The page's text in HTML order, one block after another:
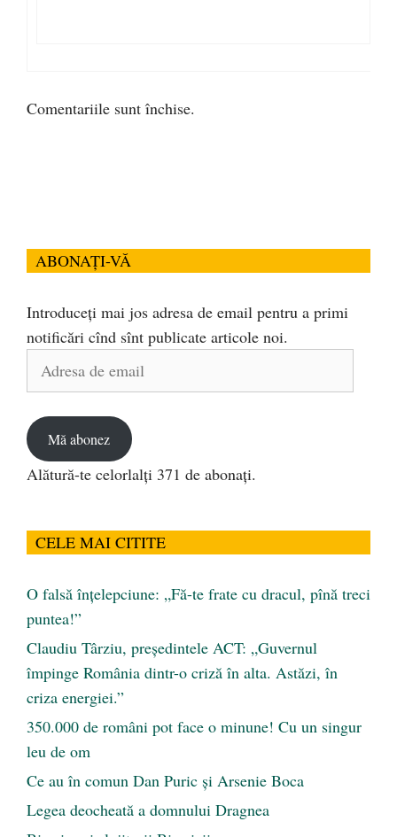
Comentariile sunt închise.
ABONAȚI-VĂ
Introduceți mai jos adresa de email pentru a primi
notificări cînd sînt publicate articole noi.
Adresa
Mă abonez
Alătură-te celorlalți 371 de abonați.
CELE MAI CITITE
O falsă înțelepciune: „Fă-te frate cu dracul, pînă treci
puntea!”
Claudiu Târziu, președintele ACT: „Guvernul
împinge România dintr-o criză în alta. Astăzi, în
criza energiei.”
350.000 de români pot face o minune! Cu un singur
leu de om
Ce au în comun Dan Puric şi Arsenie Boca
Legea deocheată a domnului Dragnea